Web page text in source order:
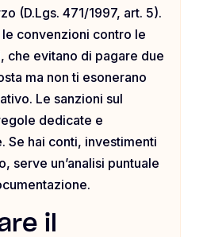
(D.Lgs. 471/1997, art. 5).
convenzioni contro le
che evitano di pagare due
ma non ti esonerano
Le sanzioni sul
dedicate e
Se hai conti, investimenti
serve un’analisi puntuale
il